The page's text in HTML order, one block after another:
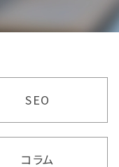
SEO
コラム